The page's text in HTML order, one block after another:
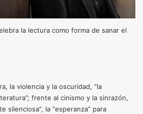
la lectura como forma de sanar el
la violencia y la oscuridad, “la
frente al cinismo y la sinrazón,
silenciosa”, la “esperanza” para